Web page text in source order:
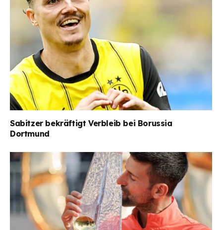
Sabitzer bekräftigt Verbleib bei Borussia
Dortmund